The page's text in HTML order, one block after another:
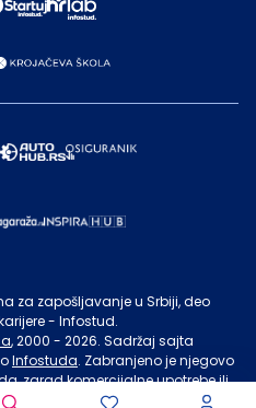
za zapošljavanje u Srbiji, deo
- Infostud.
, 2000 - 2026. Sadržaj sajta
Infostuda. Zabranjeno je njegovo
, zarad komercijalne upotrebe ili
posetilaca sajta.